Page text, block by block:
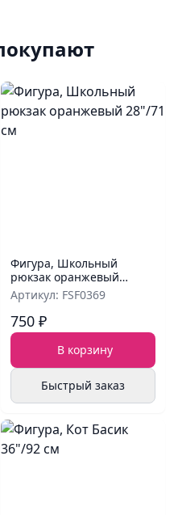
Фигура, Школьный
рюкзак оранжевый
28"/71 см
Артикул: FSF0369
750 ₽
В корзину
Быстрый заказ